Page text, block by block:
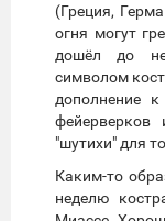
(Греция,
огня могут
дошёл до
символом
дополнение
фейерверков
"шутихи" для
Каким-то
неделю